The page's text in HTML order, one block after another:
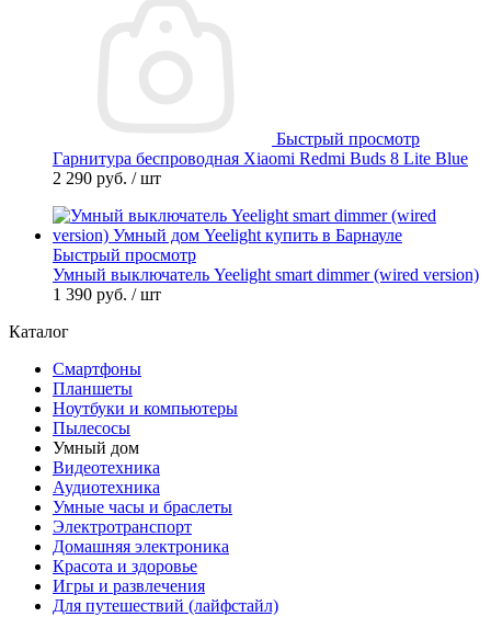
Быстрый просмотр
Гарнитура беспроводная Xiaomi Redmi Buds 8 Lite Blue
2 290 руб. / шт
Быстрый просмотр
Умный выключатель Yeelight smart dimmer (wired version)
1 390 руб. / шт
Каталог
Смартфоны
Планшеты
Ноутбуки и компьютеры
Пылесосы
Умный дом
Видеотехника
Аудиотехника
Умные часы и браслеты
Электротранспорт
Домашняя электроника
Красота и здоровье
Игры и развлечения
Для путешествий (лайфстайл)